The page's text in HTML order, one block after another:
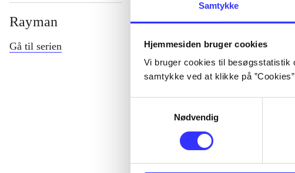
Samtykke
Hjemmesiden bruger cookies
Vi bruger cookies til
samtykke ved at klikke på
Nødvendig
Rayman
Gå til serien
Rayman M